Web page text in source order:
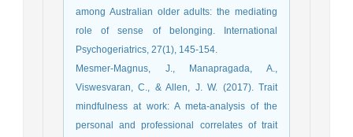
among Australian older adults: the mediating
role of sense of belonging. International
Psychogeriatrics, 27(1), 145-154.
Mesmer-Magnus, J., Manapragada, A.,
Viswesvaran, C., & Allen, J. W. (2017). Trait
mindfulness at work: A meta-analysis of the
personal and professional correlates of trait